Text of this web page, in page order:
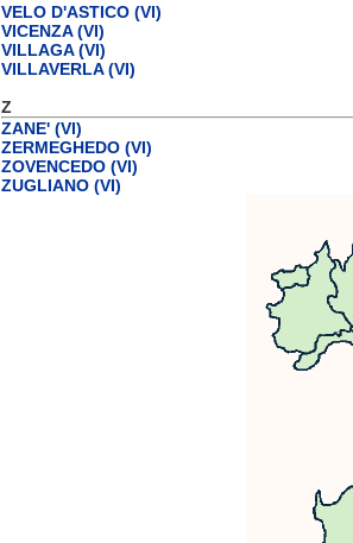
VELO D'ASTICO (VI)
VICENZA (VI)
VILLAGA (VI)
VILLAVERLA (VI)
Z
ZANE' (VI)
ZERMEGHEDO (VI)
ZOVENCEDO (VI)
ZUGLIANO (VI)